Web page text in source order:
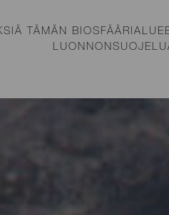
TÄMÄN
äärettömyyden
La Palman